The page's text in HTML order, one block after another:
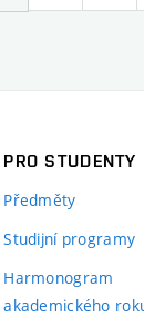
PRO STUDENTY
Předměty
Studijní programy
Harmonogram
akademického